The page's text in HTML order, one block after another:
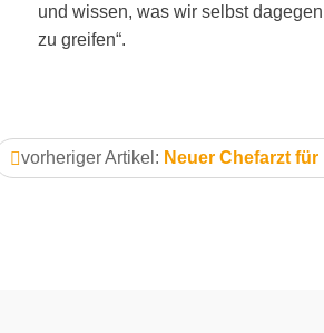
und wissen, was wir selbst
zu greifen“.
vorheriger Artikel: Neuer Chefarzt